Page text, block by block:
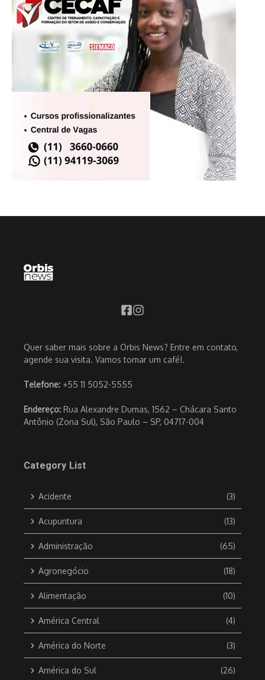
Quer saber mais sobre a Orbis News? Entre em contato,
agende sua visita. Vamos tomar um café!.
Telefone: +55 11 5052-5555
Endereço: Rua Alexandre Dumas, 1562 – Chácara Santo
Antônio (Zona Sul), São Paulo – SP, 04717-004
Category List
Acidente (3)
Acupuntura (13)
Administração (65)
Agronegócio (18)
Alimentação (10)
América Central (4)
América do Norte (3)
América do Sul (26)